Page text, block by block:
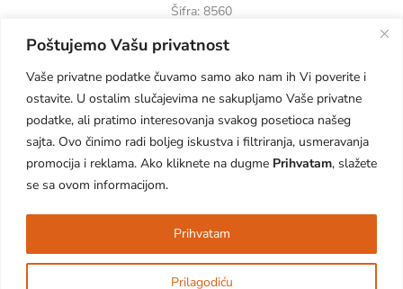
Poštujemo Vašu privatnost
Vaše privatne podatke čuvamo samo ako nam ih Vi poverite i
ostavite. U ostalim slučajevima ne sakupljamo Vaše privatne
podatke, ali pratimo interesovanja svakog posetioca našeg
sajta. Ovo činimo radi boljeg iskustva i filtriranja, usmeravanja
promocija i reklama. Ako kliknete na dugme Prihvatam, slažete
se sa ovom informacijom.
Prilagodiću
Prihvatam
Šifra: 8560
Copyright © 2026 Mravsi. Powered by Mravsi.